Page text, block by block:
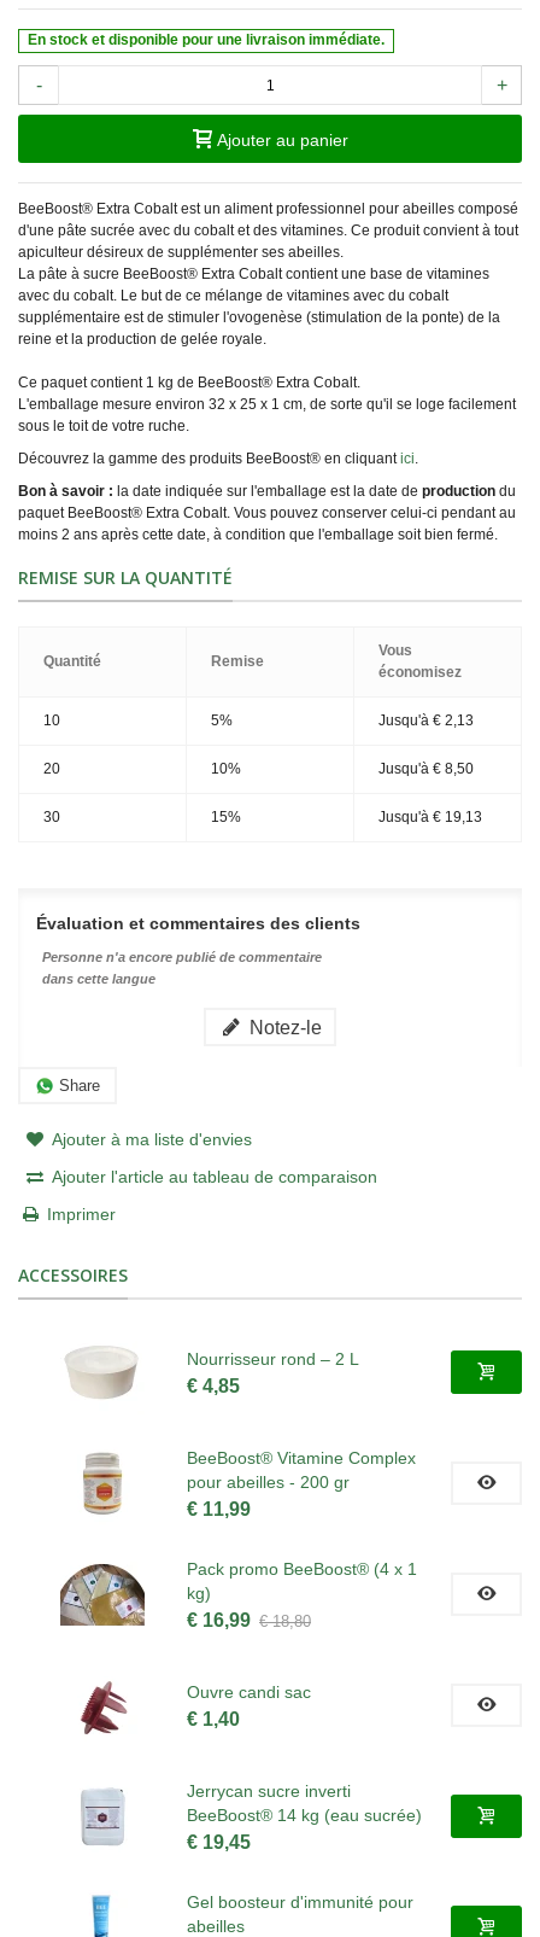
En stock et disponible pour une livraison immédiate.
- +
Ajouter au panier
BeeBoost® Extra Cobalt est un aliment professionnel pour abeilles composé
d'une pâte sucrée avec du cobalt et des vitamines. Ce produit convient à tout
apiculteur désireux de supplémenter ses abeilles.
La pâte à sucre BeeBoost® Extra Cobalt contient une base de vitamines
avec du cobalt. Le but de ce mélange de vitamines avec du cobalt
supplémentaire est de stimuler l'ovogenèse (stimulation de la ponte) de la
reine et la production de gelée royale.
Ce paquet contient 1 kg de BeeBoost® Extra Cobalt.
L'emballage mesure environ 32 x 25 x 1 cm, de sorte qu'il se loge facilement
sous le toit de votre ruche.
Découvrez la gamme des produits BeeBoost® en cliquantici.
Bon à savoir : la date indiquée sur l'emballage est la date de production du
paquet BeeBoost® Extra Cobalt. Vous pouvez conserver celui-ci pendant au
moins 2 ans après cette date, à condition que l'emballage soit bien fermé.
REMISE SUR LA QUANTITÉ
Quantité Remise
Vous
économisez
10 5% Jusqu'à € 2,13
20 10% Jusqu'à € 8,50
30 15% Jusqu'à € 19,13
Évaluation et commentaires des clients
Personne n'a encore publié de commentaire
dans cette langue
Notez-le
Share
Ajouter à ma liste d'envies
Ajouter l'article au tableau de comparaison
Imprimer
ACCESSOIRES
Nourrisseur rond – 2 L
€ 4,85
BeeBoost® Vitamine Complex
pour abeilles - 200 gr
€ 11,99
Pack promo BeeBoost® (4 x 1
kg)
€ 16,99 € 18,80
Ouvre candi sac
€ 1,40
Jerrycan sucre inverti
BeeBoost® 14 kg (eau sucrée)
€ 19,45
Gel boosteur d'immunité pour
abeilles